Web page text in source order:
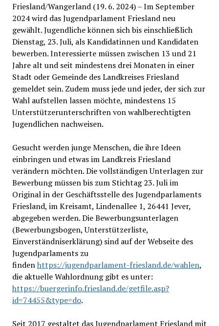
Friesland/Wangerland (19. 6. 2024) – Im September
2024 wird das Jugendparlament Friesland neu
gewählt. Jugendliche können sich bis einschließlich
Dienstag, 23. Juli, als Kandidatinnen und Kandidaten
bewerben. Interessierte müssen zwischen 13 und 21
Jahre alt und seit mindestens drei Monaten in einer
Stadt oder Gemeinde des Landkreises Friesland
gemeldet sein. Zudem muss jede und jeder, der sich zur
Wahl aufstellen lassen möchte, mindestens 15
Unterstützerunterschriften von wahlberechtigten
Jugendlichen nachweisen.
Gesucht werden junge Menschen, die ihre Ideen
einbringen und etwas im Landkreis Friesland
verändern möchten. Die vollständigen Unterlagen zur
Bewerbung müssen bis zum Stichtag 23. Juli im
Original in der Geschäftsstelle des Jugendparlaments
Friesland, im Kreisamt, Lindenallee 1, 26441 Jever,
abgegeben werden. Die Bewerbungsunterlagen
(Bewerbungsbogen, Unterstützerliste,
Einverständniserklärung) sind auf der Webseite des
Jugendparlaments zu
findenhttps://jugendparlament-friesland.de/wahlen,
die aktuelle Wahlordnung gibt es unter:
https://buergerinfo.friesland.de/getfile.asp?
id=74455&type=do.
Seit 2017 gestaltet das Jugendparlament Friesland mit